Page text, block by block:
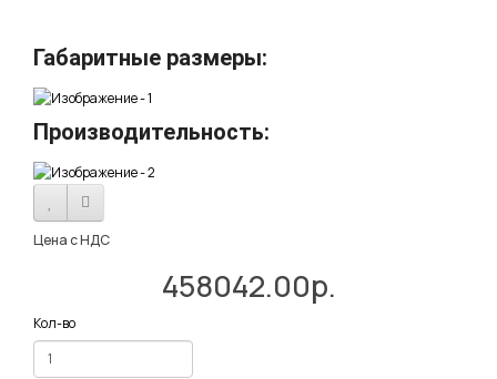
Габаритные размеры:
Производительность:
Цена с НДС
458042.00р.
Кол-во